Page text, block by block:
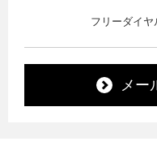
フリーダイ
メー